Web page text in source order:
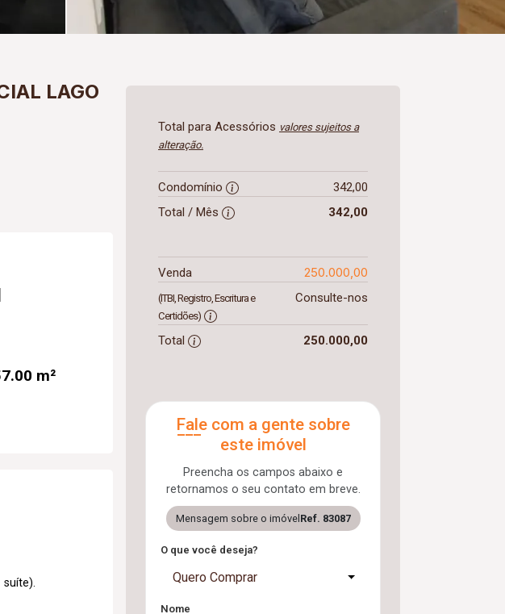
LAGO
m²
Total para Acessórios valores sujeitos a
alteração.
Condomínio
342,00
Total / Mês
342,00
Venda 250.000,00
(ITBI, Registro, Escritura e
Certidões)
Consulte-nos
Total 250.000,00
Fale com a gente sobre
este imóvel
Preencha os campos abaixo e
retornamos o seu contato em breve.
Mensagem sobre o imóvel Ref. 83087
O que você deseja?
Quero Comprar
Nome